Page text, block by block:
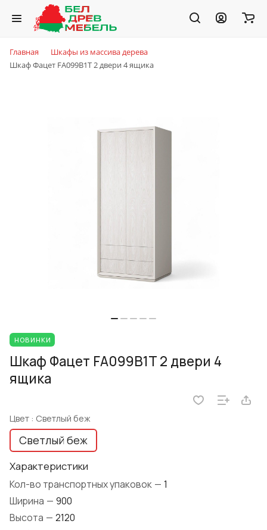
Главная
Шкафы из массива дерева
Шкаф Фацет FA099B1T 2 двери 4 ящика
НОВИНКИ
Шкаф Фацет FA099B1T 2 двери 4
ящика
Цвет : Светлый беж
Светлый беж
Характеристики
Кол-во транспортных упаковок — 1
Ширина — 900
Высота — 2120